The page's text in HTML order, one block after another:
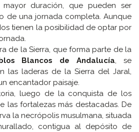
duración, que pueden ser
de una jornada completa. Aunque
tienen la posibilidad de optar por
de la Sierra, que forma parte de la
Blancos de Andalucía, se
las laderas de la Sierra del Jaral,
encantador paisaje.
luego de la conquista de los
las fortalezas más destacadas. De
la necrópolis musulmana, situada
contigua al depósito de